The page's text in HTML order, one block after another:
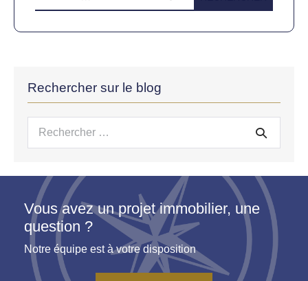
Rechercher sur le blog
Recherche
Vous avez un projet immobilier, une
question ?
Notre équipe est à votre disposition